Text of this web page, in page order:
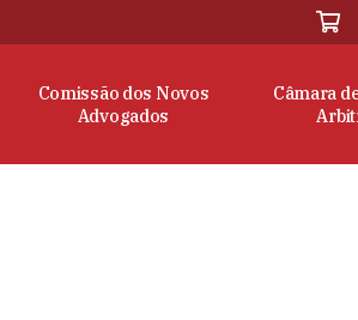
Comissão dos Novos
Advogados
Câmara